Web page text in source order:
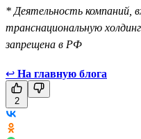
* Деятельность компаний,
транснациональную
запрещена в РФ
↩ На главную блога
2